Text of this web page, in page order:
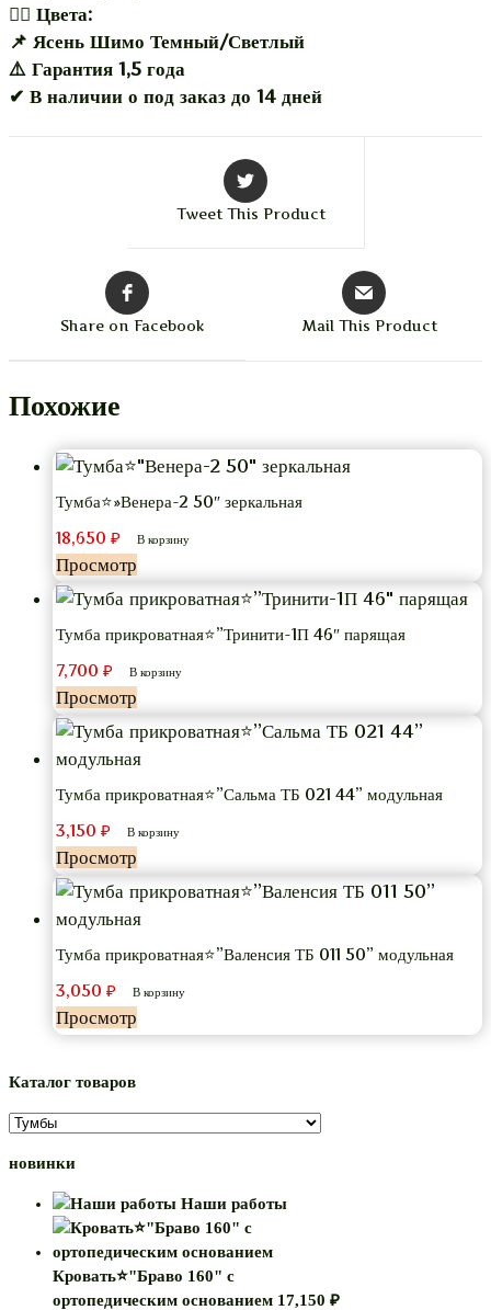
🏳️‍🌈 Цвета:
📌 Ясень Шимо Темный/Светлый
⚠️ Гарантия 1,5 года
✔ В наличии о под заказ до 14 дней
Tweet This Product
Share on Facebook Mail This Product
Похожие
Тумба⭐»Венера-2 50″ зеркальная
18,650 ₽ В корзину
Просмотр
Тумба прикроватная⭐”Тринити-1П 46″ парящая
7,700 ₽ В корзину
Просмотр
Тумба прикроватная⭐”Сальма ТБ 021 44” модульная
3,150 ₽ В корзину
Просмотр
Тумба прикроватная⭐”Валенсия ТБ 011 50” модульная
3,050 ₽ В корзину
Просмотр
Каталог товаров
новинки
Наши работы
Кровать⭐"Браво 160" с
ортопедическим основанием 17,150 ₽